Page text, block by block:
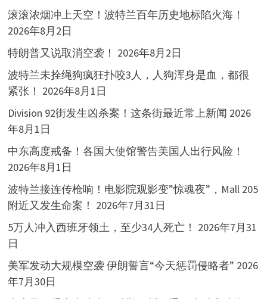
滚滚浓烟冲上天空！波特兰百年历史地标陷火海！
2026年8月2日
特朗普又说取消空袭！ 2026年8月2日
波特兰未拴绳狗疯狂扑咬3人，人狗浑身是血，都很
紧张！ 2026年8月1日
Division 92街发生凶杀案！这条街最近常上新闻 2026
年8月1日
中东高度戒备！各国大使馆警告美国人出行风险！
2026年8月1日
波特兰接连传枪响！电影院观影变”惊魂夜”，Mall 205
附近又发生命案！ 2026年7月31日
5万人冲入西班牙领土，至少34人死亡！ 2026年7月31
日
美军发动大规模空袭 伊朗誓言“今天惩罚侵略者” 2026
年7月30日